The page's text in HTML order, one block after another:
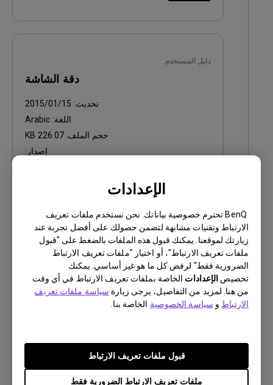
الإعدادات
BenQ تحترم خصوصية بياناتك. نحن نستخدم ملفات تعريف
الارتباط وتقنيات مشابهة لتضمن حصولك على أفضل تجربة عند
زيارتك لموقعنا. يمكنك قبول هذه الملفات بالضغط على "قبول
ملفات تعريف الارتباط"، أو اختيار "ملفات تعريف الارتباط
الضرورية فقط" لرفض كل ما هو غير أساسي. يمكنك
تخصيص الإعدادات الخاصة بملفات تعريف الارتباط في أي وقت
من هنا. لمزيد من التفاصيل، يرجى زيارة سياسة ملفات تعريف
الارتباط و سياسة الخصوصية الخاصة بنا.
ملفات تعريف الارتباط الضرورية فقط
قبول ملفات تعريف الارتباط
دليل المستخدم
دقة الشاشة
تحديث: 2015/01/15
اللغة: Arabic
حجم الملف:226.07 KB
إصدار:
دليل المستخدم
Safety Warning and Notice
تحديث:2020/03/16
إصدار:
معاينة